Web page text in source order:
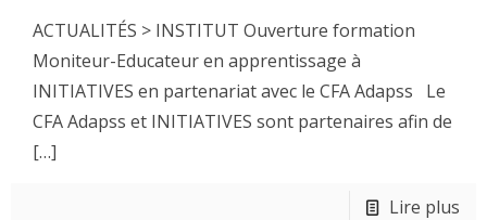
ACTUALITÉS > INSTITUT Ouverture formation
Moniteur-Educateur en apprentissage à
INITIATIVES en partenariat avec le CFA Adapss Le
CFA Adapss et INITIATIVES sont partenaires afin de
[…]
Lire plus